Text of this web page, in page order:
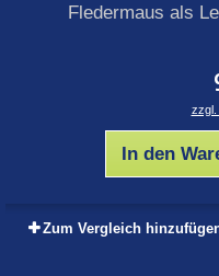
Fledermaus als
zzgl.
In den
Zum Vergleich